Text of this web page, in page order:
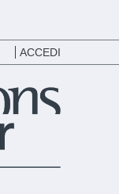
ACCEDI